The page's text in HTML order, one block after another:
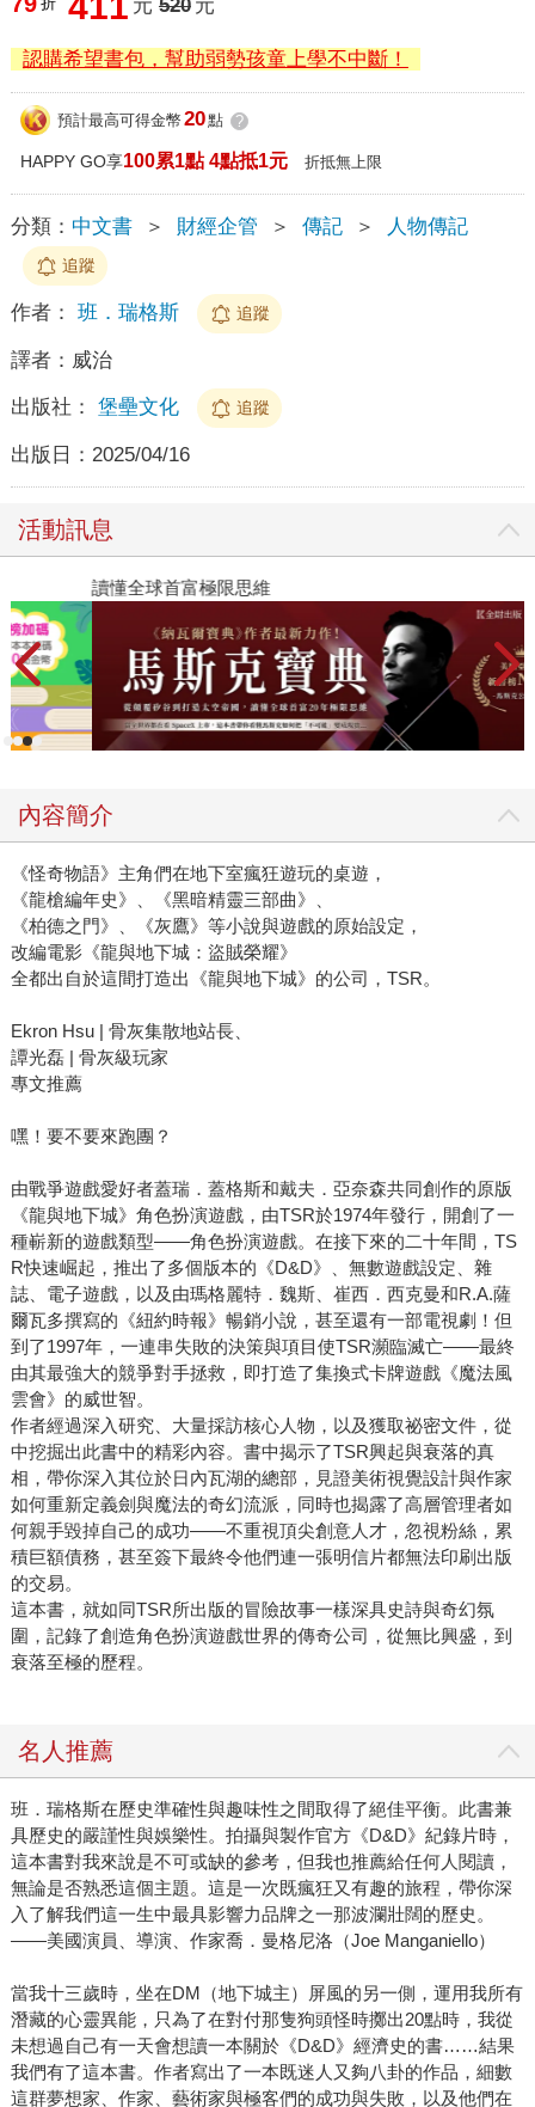
元 520 元
認購希望書包，幫助弱勢孩童上學不中斷！
預計最高可得金幣 20點 ?
HAPPY GO享100累1點 4點抵1元 折抵無上限
分類： 中文書 ＞ 財經企管 ＞ 傳記 ＞ 人物傳記
追蹤
作者： 班．瑞格斯 追蹤
譯者： 威治
出版社： 堡壘文化 追蹤
出版日： 2025/04/16
活動訊息
讀懂全球首富極限思維
內容簡介
《怪奇物語》主角們在地下室瘋狂遊玩的桌遊，
《龍槍編年史》、《黑暗精靈三部曲》、
《柏德之門》、《灰鷹》等小說與遊戲的原始設定，
改編電影《龍與地下城：盜賊榮耀》
全都出自於這間打造出《龍與地下城》的公司，TSR。
Ekron Hsu | 骨灰集散地站長、
譚光磊 | 骨灰級玩家
專文推薦
嘿！要不要來跑團？
由戰爭遊戲愛好者蓋瑞．蓋格斯和戴夫．亞奈森共同創作的原版
《龍與地下城》角色扮演遊戲，由TSR於1974年發行，開創了一
種嶄新的遊戲類型——角色扮演遊戲。在接下來的二十年間，TS
R快速崛起，推出了多個版本的《D&D》、無數遊戲設定、雜
誌、電子遊戲，以及由瑪格麗特．魏斯、崔西．西克曼和R.A.薩
爾瓦多撰寫的《紐約時報》暢銷小說，甚至還有一部電視劇！但
到了1997年，一連串失敗的決策與項目使TSR瀕臨滅亡——最終
由其最強大的競爭對手拯救，即打造了集換式卡牌遊戲《魔法風
雲會》的威世智。
作者經過深入研究、大量採訪核心人物，以及獲取祕密文件，從
中挖掘出此書中的精彩內容。書中揭示了TSR興起與衰落的真
相，帶你深入其位於日內瓦湖的總部，見證美術視覺設計與作家
如何重新定義劍與魔法的奇幻流派，同時也揭露了高層管理者如
何親手毀掉自己的成功——不重視頂尖創意人才，忽視粉絲，累
積巨額債務，甚至簽下最終令他們連一張明信片都無法印刷出版
的交易。
這本書，就如同TSR所出版的冒險故事一樣深具史詩與奇幻氛
圍，記錄了創造角色扮演遊戲世界的傳奇公司，從無比興盛，到
衰落至極的歷程。
名人推薦
班．瑞格斯在歷史準確性與趣味性之間取得了絕佳平衡。此書兼
具歷史的嚴謹性與娛樂性。拍攝與製作官方《D&D》紀錄片時，
這本書對我來說是不可或缺的參考，但我也推薦給任何人閱讀，
無論是否熟悉這個主題。這是一次既瘋狂又有趣的旅程，帶你深
入了解我們這一生中最具影響力品牌之一那波瀾壯闊的歷史。
——美國演員、導演、作家喬．曼格尼洛（Joe Manganiello）
當我十三歲時，坐在DM（地下城主）屏風的另一側，運用我所有
潛藏的心靈異能，只為了在對付那隻狗頭怪時擲出20點時，我從
未想過自己有一天會想讀一本關於《D&D》經濟史的書……結果
我們有了這本書。作者寫出了一本既迷人又夠八卦的作品，細數
這群夢想家、作家、藝術家與極客們的成功與失敗，以及他們在